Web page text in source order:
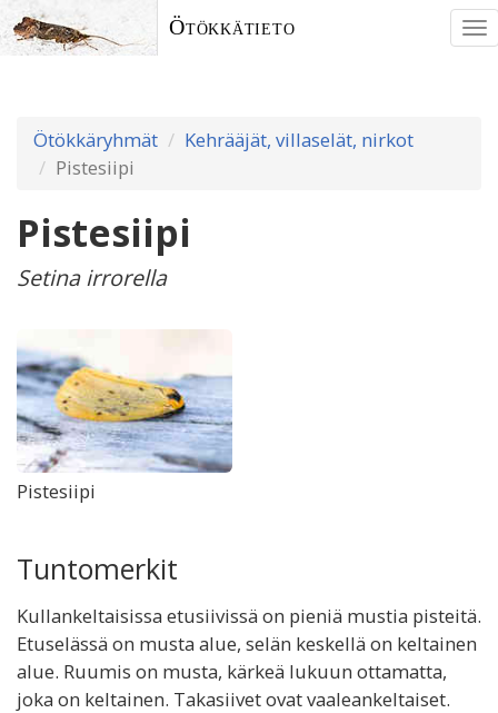
Ötökkätieto
Ötökkäryhmät
Kehrääjät, villaselät, nirkot
Pistesiipi
Pistesiipi
Setina irrorella
Pistesiipi
Tuntomerkit
Kullankeltaisissa etusiivissä on pieniä mustia pisteitä.
Etuselässä on musta alue, selän keskellä on keltainen
alue. Ruumis on musta, kärkeä lukuun ottamatta,
joka on keltainen. Takasiivet ovat vaaleankeltaiset.